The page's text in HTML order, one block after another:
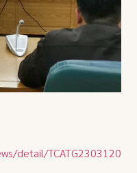
detail/